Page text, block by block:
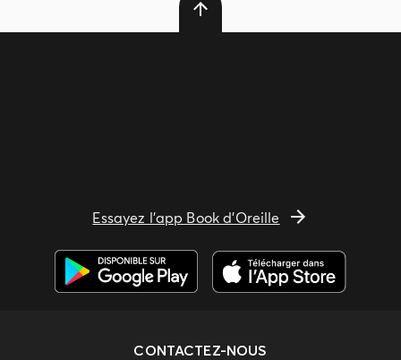
Essayez l'app Book d'Oreille
CONTACTEZ-NOUS